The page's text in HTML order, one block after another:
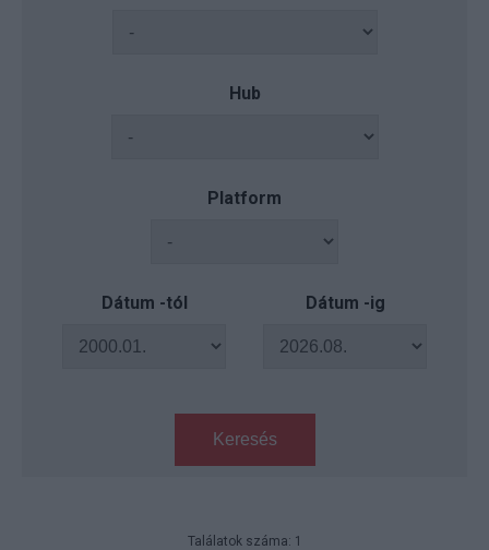
Hub
Platform
Dátum -tól Dátum -ig
Keresés
Találatok száma: 1